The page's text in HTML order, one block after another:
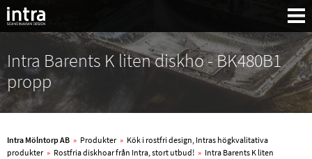
Intra Barents K liten diskho - BK480B1
propp
Intra Mölntorp AB » Produkter » Kök i rostfri design, Intras högkvalitativa
produkter » Rostfria diskhoar från Intra, stort utbud! » Intra Barents K liten